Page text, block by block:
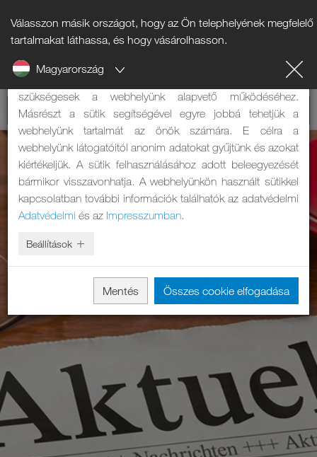
Válasszon másik országot, hogy az Ön telephelyének megfelelő
tartalmakat láthassa, és hogy vásárolhasson.
Magyarország
Tájékoztató a sütikről
A weboldalunk sütiket használ. Két feladatuk van: Egyrészt
szükségesek a webhelyünk alapvető működéséhez.
Másrészt a sütik segítségével egyre jobbá tehetjük a
webhelyünk tartalmát az önök számára. E célra a
webhelyünk látogatóitól anonim adatokat gyűjtünk és azokat
kiértékeljük. A sütik felhasználásához adott beleegyezését
bármikor visszavonhatja. A webhelyünkön használt sütikkel
kapcsolatban további információk találhatók az adatvédelmi
Adatvédelmi és az Impresszumban.
Beállítások
Mentés Összes cookie elfogadása